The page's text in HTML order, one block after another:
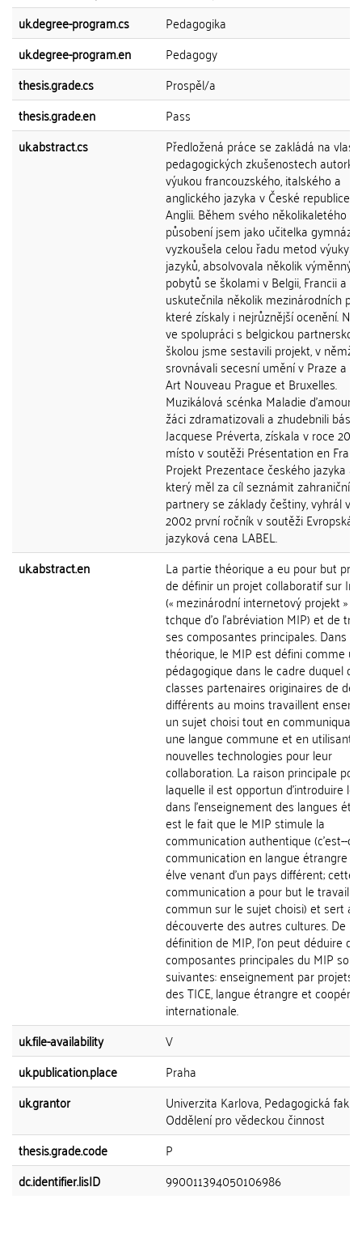
uk.degree-program.cs
Pedagogika
uk.degree-program.en
Pedagogy
thesis.grade.cs
Prospěl/a
thesis.grade.en
Pass
uk.abstract.cs
Předložená práce se zakládá na
pedagogických zkušenostech
výukou francouzského, italského a
anglického jazyka v České republice
Anglii. Během svého několikaletého
působení jsem jako učitelka
vyzkoušela celou řadu metod výuky
jazyků, absolvovala několik
pobytů se školami v Belgii, Francii a
uskutečnila několik mezinárodních
které získaly i nejrůznější ocenění.
ve spolupráci s belgickou partnerskou
školou jsme sestavili projekt, v němž
srovnávali secesní umění v Praze a
Art Nouveau Prague et Bruxelles.
Muzikálová scénka Maladie d'amour,
žáci zdramatizovali a zhudebnili
Jacquese Préverta, získala v roce
místo v soutěži Présentation en
Projekt Prezentace českého jazyka a
který měl za cíl seznámit zahraniční
partnery se základy češtiny, vyhrál v
2002 první ročník v soutěži Evropská
jazyková cena LABEL.
uk.abstract.en
La partie théorique a eu pour but
de définir un projet collaboratif sur
(« mezinárodní internetový projekt »
tchque d'o l'abréviation MIP) et de
ses composantes principales. Dans
théorique, le MIP est défini comme
pédagogique dans le cadre duquel
classes partenaires originaires de
différents au moins travaillent
un sujet choisi tout en
une langue commune et en utilisant
nouvelles technologies pour leur
collaboration. La raison principale
laquelle il est opportun d'introduire le
dans l'enseignement des langues
est le fait que le MIP stimule la
communication authentique (c'est--
communication en langue étrangre
élve venant d'un pays différent; cette
communication a pour but le travail
commun sur le sujet choisi) et sert
découverte des autres cultures. De la
définition de MIP, l'on peut déduire
composantes principales du MIP
suivantes: enseignement par projets,
des TICE, langue étrangre et
internationale.
uk.file-availability
V
uk.publication.place
Praha
uk.grantor
Univerzita Karlova, Pedagogická
Oddělení pro vědeckou činnost
thesis.grade.code
P
dc.identifier.lisID
990011394050106986